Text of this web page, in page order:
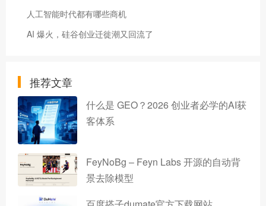
人工智能时代都有哪些商机
AI 爆火，硅谷创业迁徙潮又回流了
推荐文章
什么是 GEO？2026 创业者必学的AI获
客体系
FeyNoBg – Feyn Labs 开源的自动背
景去除模型